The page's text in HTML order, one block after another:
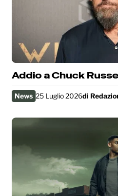
Addio a Chuck
News 25 Luglio 2026di